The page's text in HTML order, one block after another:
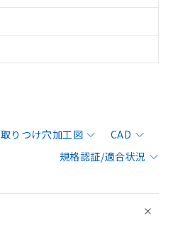
取りつけ穴加工図
CAD
規格認証/適合状況